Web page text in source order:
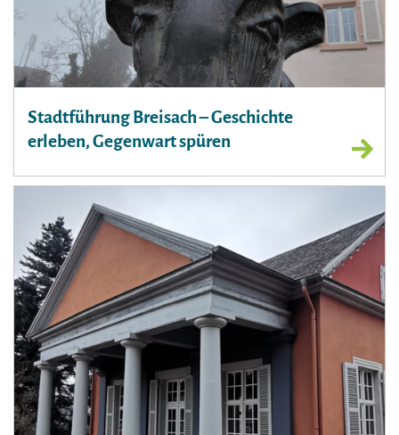
Stadtführung Breisach – Geschichte
erleben, Gegenwart spüren